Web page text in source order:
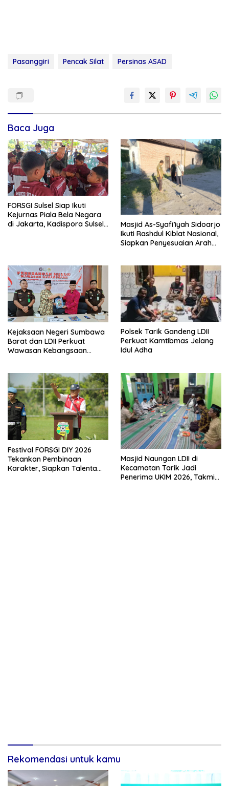
Pasanggiri Pencak Silat Persinas ASAD
Baca Juga
FORSGI Sulsel Siap Ikuti
Kejurnas Piala Bela Negara
di Jakarta, Kadispora Sulsel
Masjid As-Syafi’iyah Sidoarjo
Ikuti Rashdul Kiblat Nasional,
Siapkan Penyesuaian Arah
Kejaksaan Negeri Sumbawa
Barat dan LDII Perkuat
Wawasan Kebangsaan
Polsek Tarik Gandeng LDII
Perkuat Kamtibmas Jelang
Idul Adha
Festival FORSGI DIY 2026
Tekankan Pembinaan
Karakter, Siapkan Talenta
Masjid Naungan LDII di
Kecamatan Tarik Jadi
Penerima UKIM 2026, Takmir
Rekomendasi untuk kamu